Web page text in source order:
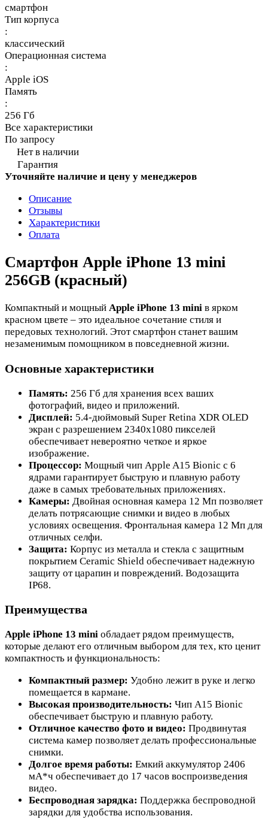
смартфон
Тип корпуса
:
классический
Операционная система
:
Apple iOS
Память
:
256 Гб
Все характеристики
По запросу
Нет в наличии
Гарантия
Уточняйте наличие и цену у менеджеров
Описание
Отзывы
Характеристики
Оплата
Смартфон Apple iPhone 13 mini
256GB (красный)
Компактный и мощный Apple iPhone 13 mini в ярком
красном цвете – это идеальное сочетание стиля и
передовых технологий. Этот смартфон станет вашим
незаменимым помощником в повседневной жизни.
Основные характеристики
Память: 256 Гб для хранения всех ваших
фотографий, видео и приложений.
Дисплей: 5.4-дюймовый Super Retina XDR OLED
экран с разрешением 2340x1080 пикселей
обеспечивает невероятно четкое и яркое
изображение.
Процессор: Мощный чип Apple A15 Bionic с 6
ядрами гарантирует быструю и плавную работу
даже в самых требовательных приложениях.
Камеры: Двойная основная камера 12 Мп позволяет
делать потрясающие снимки и видео в любых
условиях освещения. Фронтальная камера 12 Мп для
отличных селфи.
Защита: Корпус из металла и стекла с защитным
покрытием Ceramic Shield обеспечивает надежную
защиту от царапин и повреждений. Водозащита
IP68.
Преимущества
Apple iPhone 13 mini обладает рядом преимуществ,
которые делают его отличным выбором для тех, кто ценит
компактность и функциональность:
Компактный размер: Удобно лежит в руке и легко
помещается в кармане.
Высокая производительность: Чип A15 Bionic
обеспечивает быструю и плавную работу.
Отличное качество фото и видео: Продвинутая
система камер позволяет делать профессиональные
снимки.
Долгое время работы: Емкий аккумулятор 2406
мА*ч обеспечивает до 17 часов воспроизведения
видео.
Беспроводная зарядка: Поддержка беспроводной
зарядки для удобства использования.